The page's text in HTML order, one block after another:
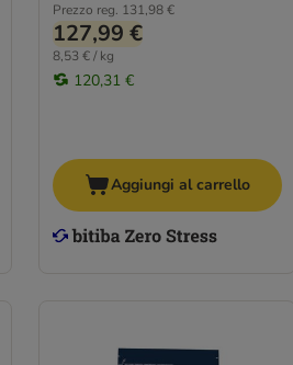
Prezzo reg. 131,98 €
127,99 €
8,53 € / kg
120,31 €
Aggiungi al carrello